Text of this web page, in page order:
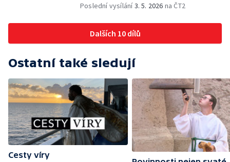
Poslední vysílání3. 5. 2026 na ČT2
Dalších 10 dílů
Ostatní také sledují
Cesty víry